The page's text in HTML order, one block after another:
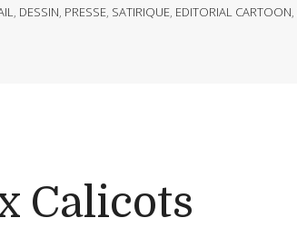
, DESSIN, PRESSE, SATIRIQUE, EDITORIAL CARTOON,
Calicots